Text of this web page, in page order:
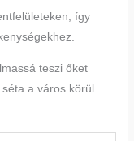
így
teszi őket
a város körül